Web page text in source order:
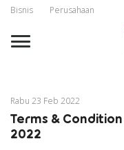
Bisnis Perusahaan
Rabu 23 Feb 2022
Terms &
2022